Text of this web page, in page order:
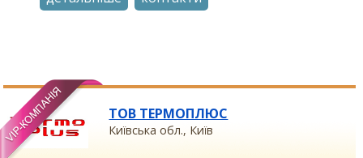
ТОВ ТЕРМОПЛЮС
Київська обл., Київ